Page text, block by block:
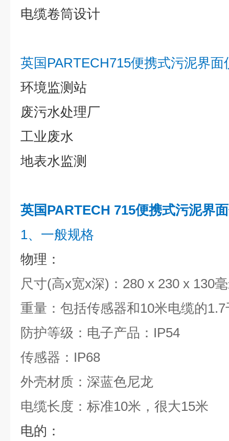
电缆卷筒设计
英国PARTECH715便携式污泥界面
环境监测站
废污水处理厂
工业废水
地表水监测
英国PARTECH 715便携式污泥界
1、一般规格
物理：
尺寸(高x宽x深)：280 x 230 x 130
重量：包括传感器和10米电缆的1.7
防护等级：电子产品：IP54
传感器：IP68
外壳材质：深蓝色尼龙
电缆长度：标准10米，很大15米
电的：